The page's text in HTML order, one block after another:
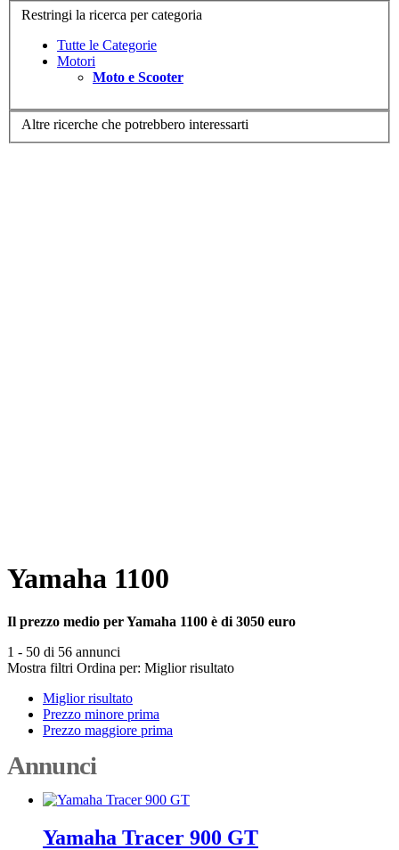
Restringi la ricerca per categoria
Tutte le Categorie
Motori
Moto e Scooter
Altre ricerche che potrebbero interessarti
Yamaha 1100
Il prezzo medio per Yamaha 1100 è di 3050 euro
1 - 50 di 56 annunci
Mostra filtri Ordina per: Miglior risultato
Miglior risultato
Prezzo minore prima
Prezzo maggiore prima
Annunci
Yamaha Tracer 900 GT